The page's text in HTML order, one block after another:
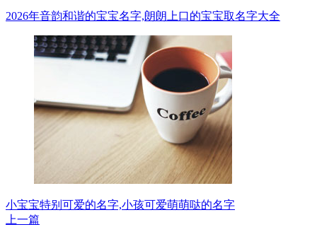
2026年音韵和谐的宝宝名字,朗朗上口的宝宝取名字大全
小宝宝特别可爱的名字,小孩可爱萌萌哒的名字
上一篇